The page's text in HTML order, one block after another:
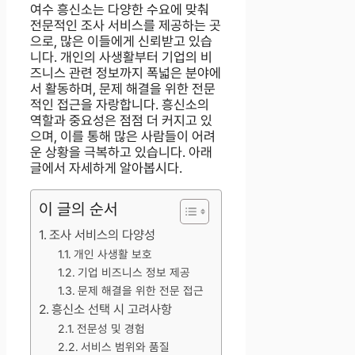
여수 흥신소는 다양한 수요에 맞춰
전문적인 조사 서비스를 제공하는 곳
으로, 많은 이들에게 신뢰받고 있습
니다. 개인의 사생활부터 기업의 비
즈니스 관련 정보까지 폭넓은 분야에
서 활동하며, 문제 해결을 위한 전문
적인 접근을 자랑합니다. 흥신소의
역할과 중요성은 점점 더 커지고 있
으며, 이를 통해 많은 사람들이 어려
운 상황을 극복하고 있습니다. 아래
글에서 자세하게 알아봅시다.
이 글의 순서
조사 서비스의 다양성
개인 사생활 보호
기업 비즈니스 정보 제공
문제 해결을 위한 전문 접근
흥신소 선택 시 고려사항
전문성 및 경험
서비스 범위와 품질